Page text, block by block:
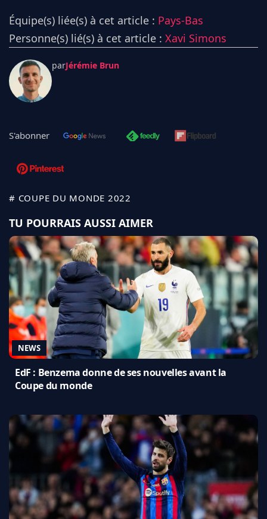
Équipe(s) liée(s) à cet article : Pays-Bas
Personne(s) lié(s) à cet article : Xavi Simons
parJérémie Brun
S'abonner
# COUPE DU MONDE 2022
TU POURRAIS AUSSI AIMER
NEWS
EdF : Benzema donne de ses nouvelles avant la
Coupe du monde